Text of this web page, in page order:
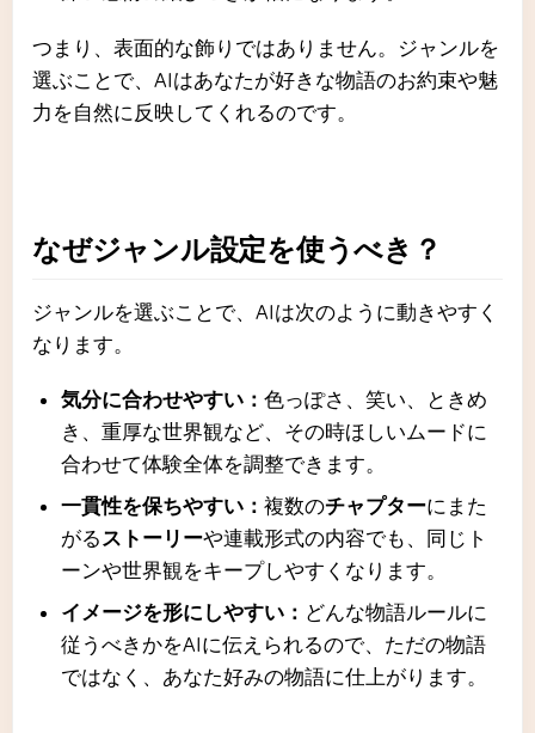
つまり、表面的な飾りではありません。ジャンルを
選ぶことで、AIはあなたが好きな物語のお約束や魅
力を自然に反映してくれるのです。
なぜジャンル設定を使うべき？
ジャンルを選ぶことで、AIは次のように動きやすく
なります。
気分に合わせやすい： 色っぽさ、笑い、ときめ
き、重厚な世界観など、その時ほしいムードに
合わせて体験全体を調整できます。
一貫性を保ちやすい： 複数のチャプターにまた
がる ストーリーや連載形式の内容でも、同じト
ーンや世界観をキープしやすくなります。
イメージを形にしやすい： どんな物語ルールに
従うべきかをAIに伝えられるので、ただの物語
ではなく、あなた好みの物語に仕上がります。